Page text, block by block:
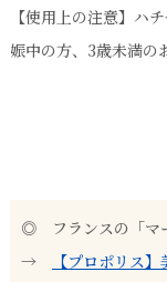
【使用上の注意】ハ
娠中の方、3歳未満の
◎ フランスの「マ
→
【プロポリス